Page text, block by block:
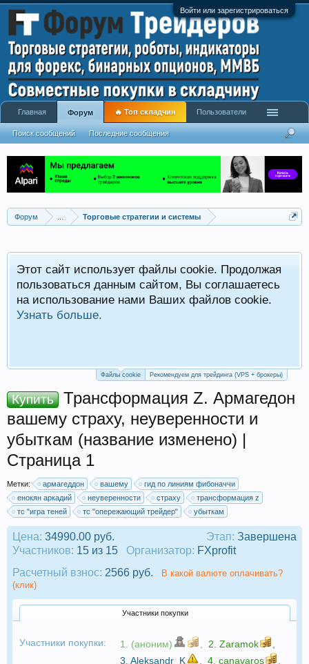
Войти или зарегистрироваться
Форум Торговые стратегии и системы
Этот сайт использует файлы cookie. Продолжая
пользоваться данным сайтом, Вы соглашаетесь
на использование нами Ваших файлов cookie.
Узнать больше.
Файлы cookie Рекомендуем для трейдинга (VPS + брокеры)
Купить
Трансформация Z. Армагедон
вашему страху, неуверенности и
убыткам (название изменено) |
Страница 1
Метки: армагеддон вашему
гид по линиям фибоначчи
енокян аркадий
неуверенности страху
трансформация z
тс "игра теней
тс "опережающий трейдер" убыткам
Этап: Завершена
Цена: 34990.00 руб.
Участников: 15 из 15 Организатор: FXprofit
Расчетный взнос: 2566 руб.
В какой валюте оплачивать?
(клик)
Участники покупки
Участники покупки: 1. (аноним) 2. Zaramok
3. Aleksandr_K 4. canavaros
Главная Форум
Поиск сообщений Последние сообщения
🔥 Топ складчин Пользователи